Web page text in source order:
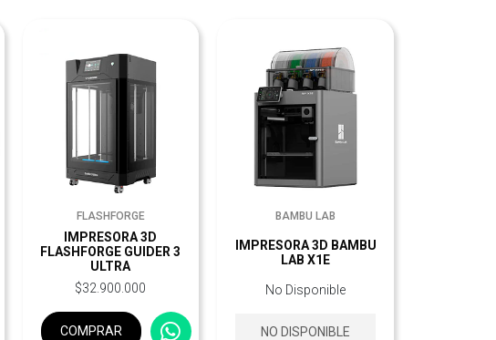
FLASHFORGE
IMPRESORA 3D
FLASHFORGE GUIDER 3
ULTRA
$32.900.000
COMPRAR
BAMBU LAB
IMPRESORA 3D BAMBU
LAB X1E
No Disponible
NO DISPONIBLE